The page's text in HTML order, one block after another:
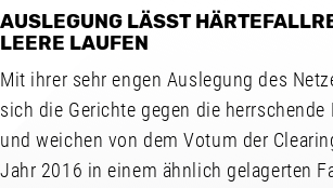
AUSLEGUNG LÄSST
LEERE LAUFEN
Mit ihrer sehr engen Auslegung des
sich die Gerichte gegen die
und weichen von dem Votum der
Jahr 2016 in einem ähnlich gelagerten